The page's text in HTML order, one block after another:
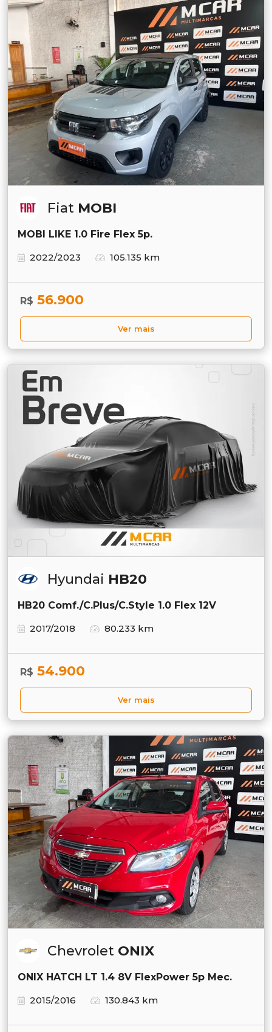
Fiat MOBI
MOBI LIKE 1.0 Fire Flex 5p.
2022/2023
105.135 km
R$ 56.900
Ver mais
Hyundai HB20
HB20 Comf./C.Plus/C.Style 1.0 Flex 12V
2017/2018
80.233 km
R$ 54.900
Ver mais
Chevrolet ONIX
ONIX HATCH LT 1.4 8V FlexPower 5p Mec.
2015/2016
130.843 km